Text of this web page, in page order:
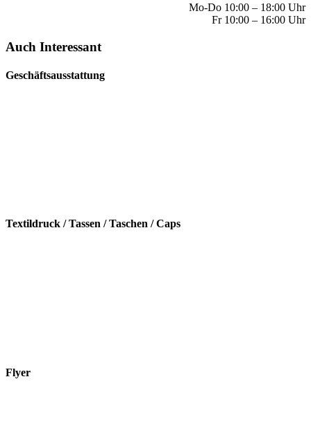
Mo-Do 10:00 – 18:00 Uhr
Fr 10:00 – 16:00 Uhr
Auch Interessant
Geschäftsausstattung
Textildruck / Tassen / Taschen / Caps
Flyer